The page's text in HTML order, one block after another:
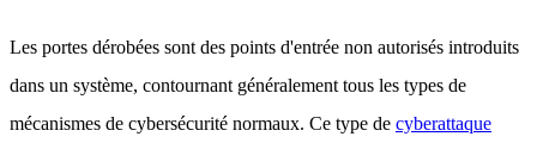
Les portes dérobées sont des points d'entrée non autorisés introduits
dans un système, contournant généralement tous les types de
mécanismes de cybersécurité normaux. Ce type de cyberattaque